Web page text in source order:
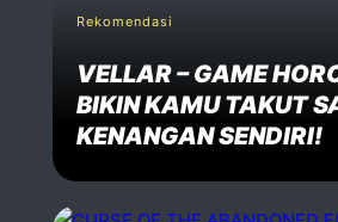
Rekomendasi
VELLAR – GAME
BIKIN KAMU TAKUT
KENANGAN SENDIRI!